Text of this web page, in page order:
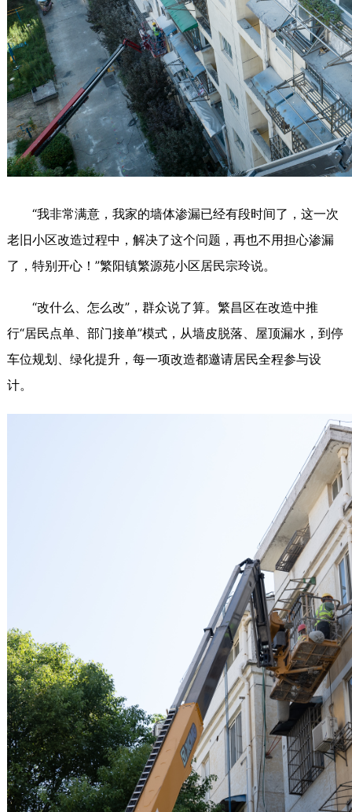
“我非常满意，我家的墙体渗漏已经有段时间了，这一次
老旧小区改造过程中，解决了这个问题，再也不用担心渗漏
了，特别开心！”繁阳镇繁源苑小区居民宗玲说。
“改什么、怎么改”，群众说了算。繁昌区在改造中推
行“居民点单、部门接单”模式，从墙皮脱落、屋顶漏水，到停
车位规划、绿化提升，每一项改造都邀请居民全程参与设
计。